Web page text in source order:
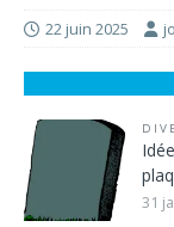
22 juin 2025
31